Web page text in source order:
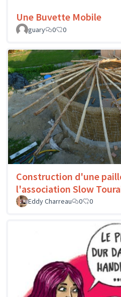
Une Buvette Mobile
guary
0 0
Construction d'une
l'association Slow
Eddy Charreau
0 0